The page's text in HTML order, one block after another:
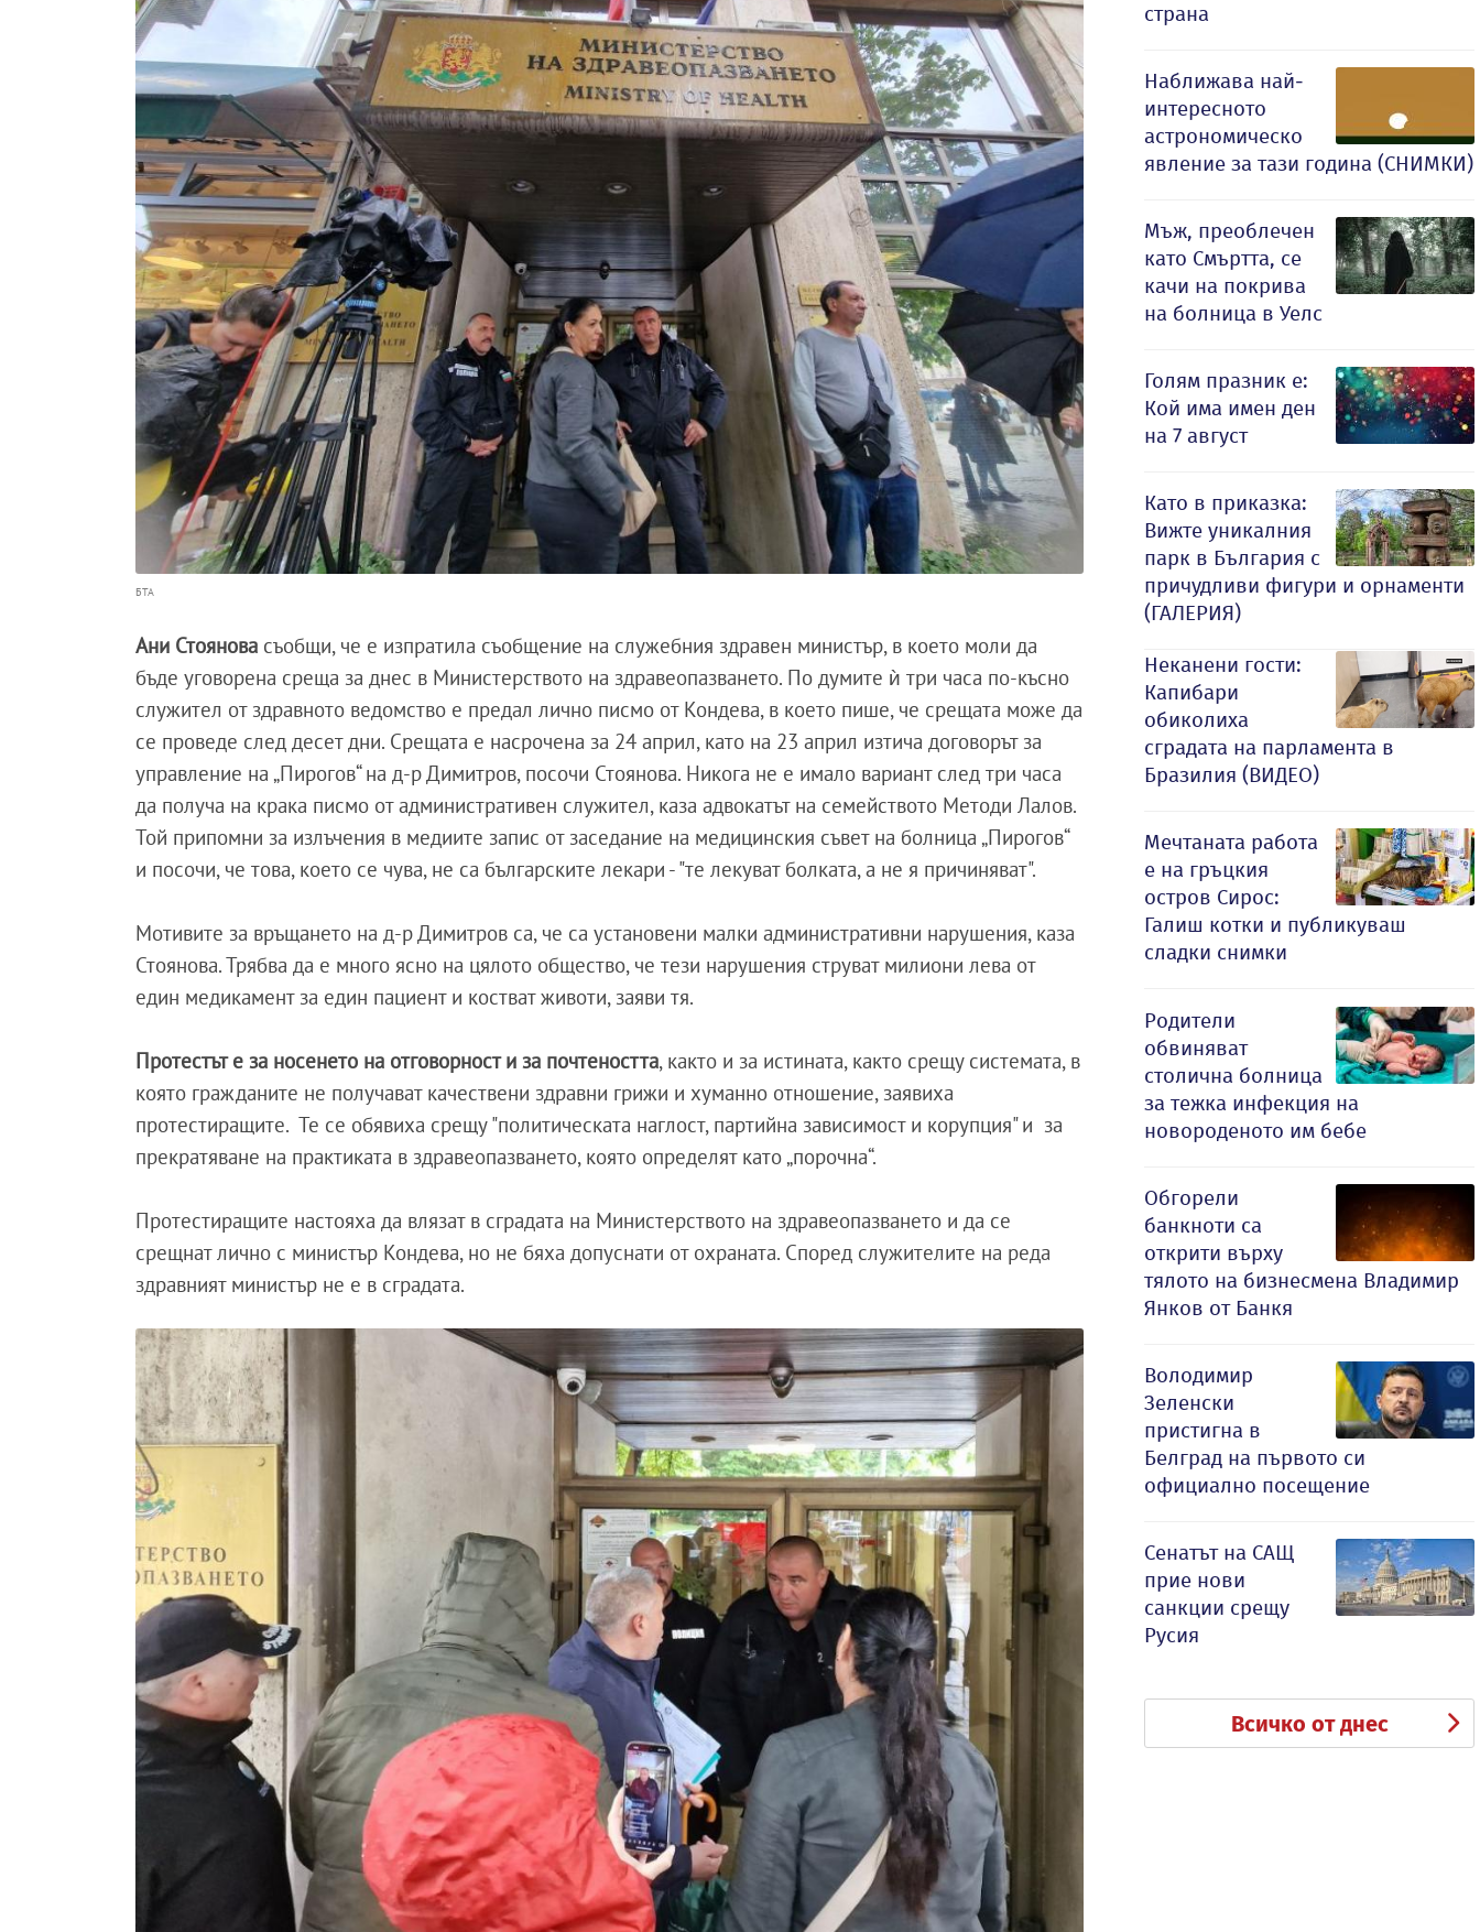
БТА
Ани Стоянова съобщи, че е изпратила съобщение на служебния здравен министър, в което моли да
бъде уговорена среща за днес в Министерството на здравеопазването. По думите ѝ три часа по-късно
служител от здравното ведомство е предал лично писмо от Кондева, в което пише, че срещата може да
се проведе след десет дни. Срещата е насрочена за 24 април, като на 23 април изтича договорът за
управление на „Пирогов“ на д-р Димитров, посочи Стоянова. Никога не е имало вариант след три часа
да получа на крака писмо от административен служител, каза адвокатът на семейството Методи Лалов.
Той припомни за излъчения в медиите запис от заседание на медицинския съвет на болница „Пирогов“
и посочи, че това, което се чува, не са българските лекари - "те лекуват болката, а не я причиняват".
Мотивите за връщането на д-р Димитров са, че са установени малки административни нарушения, каза
Стоянова. Трябва да е много ясно на цялото общество, че тези нарушения струват милиони лева от
един медикамент за един пациент и костват животи, заяви тя.
Протестът е за носенето на отговорност и за почтеността, както и за истината, както срещу системата, в
която гражданите не получават качествени здравни грижи и хуманно отношение, заявиха
протестиращите. Те се обявиха срещу "политическата наглост, партийна зависимост и корупция" и за
прекратяване на практиката в здравеопазването, която определят като „порочна“.
Протестиращите настояха да влязат в сградата на Министерството на здравеопазването и да се
срещнат лично с министър Кондева, но не бяха допуснати от охраната. Според служителите на реда
здравният министър не е в сградата.
страна
Наближава най-
интересното
астрономическо
явление за тази година (СНИМКИ)
Мъж, преоблечен
като Смъртта, се
качи на покрива
на болница в Уелс
Голям празник е:
Кой има имен ден
на 7 август
Като в приказка:
Вижте уникалния
парк в България с
причудливи фигури и орнаменти
(ГАЛЕРИЯ)
Неканени гости:
Капибари
обиколиха
сградата на парламента в
Бразилия (ВИДЕО)
Мечтаната работа
е на гръцкия
остров Сирос:
Галиш котки и публикуваш
сладки снимки
Родители
обвиняват
столична болница
за тежка инфекция на
новороденото им бебе
Обгорели
банкноти са
открити върху
тялото на бизнесмена Владимир
Янков от Банкя
Володимир
Зеленски
пристигна в
Белград на първото си
официално посещение
Сенатът на САЩ
прие нови
санкции срещу
Русия
Всичко от днес